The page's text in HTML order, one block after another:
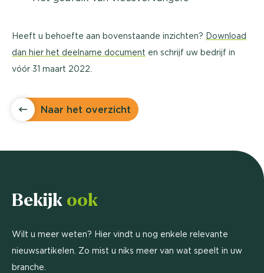
Heeft u behoefte aan bovenstaande inzichten? Download
dan hier het deelname document en schrijf uw bedrijf in
vóór 31 maart 2022.
Naar het overzicht
Bekijk ook
Wilt u meer weten? Hier vindt u nog enkele relevante
nieuwsartikelen. Zo mist u niks meer van wat speelt in uw
branche.